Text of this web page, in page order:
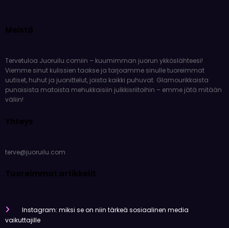
Meistä
Tervetuloa Juoruilu.comiin – kuumimman juorun ykköslähteesi!
Viemme sinut kulissien taakse ja tarjoamme sinulle tuoreimmat
uutiset, huhut ja juonittelut, joista kaikki puhuvat. Glamourikkaista
punaisista matoista mehukkaisiin julkkisriitoihin – emme jätä mitään
väliin!
Yhteys
terve@juoruilu.com
Tuoreimmat artikkelit
Instagram: miksi se on niin tärkeä sosiaalinen media
vaikuttajille